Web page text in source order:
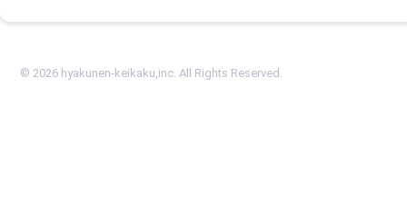
© 2026 hyakunen-keikaku,inc. All Rights Reserved.